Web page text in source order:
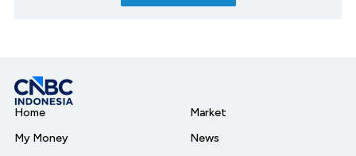
Home
My Money
Market
News